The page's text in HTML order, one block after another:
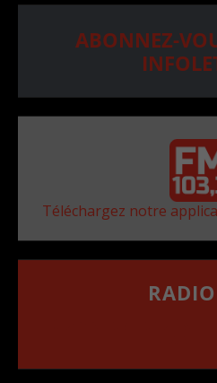
ABONNEZ-
Téléchargez notre